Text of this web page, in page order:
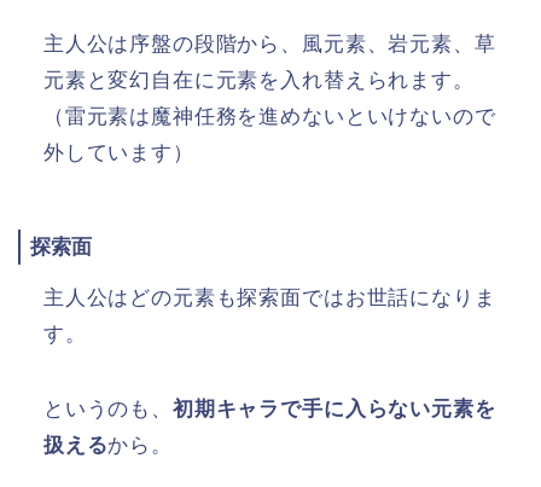
主人公は序盤の段階から、風元素、岩元素、草
元素と変幻自在に元素を入れ替えられます。
（雷元素は魔神任務を進めないといけないので
外しています）
探索面
主人公はどの元素も探索面ではお世話になりま
す。
というのも、 初期キャラで手に入らない元素を
扱えるから。